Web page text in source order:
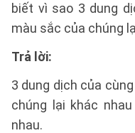
biết vì sao 3 dung
màu sắc của chúng
Trả lời:
3 dung dịch của
chúng lại khác
nhau.